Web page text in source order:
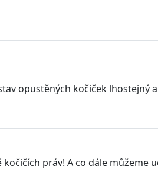
opustěných kočiček lhostejný
práv! A co dále můžeme